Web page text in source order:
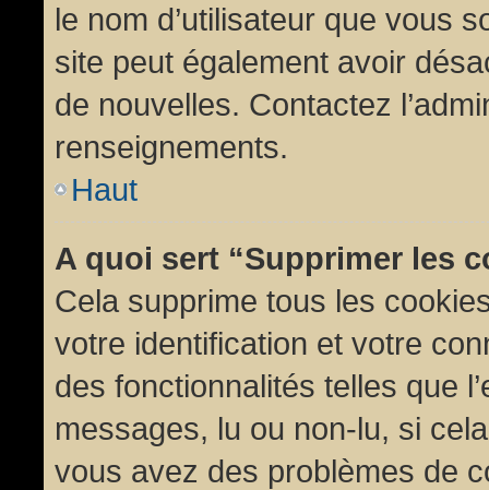
le nom d’utilisateur que vous
site peut également avoir
de nouvelles. Contactez
renseignements.
Haut
A quoi sert “Supprimer les
Cela supprime tous les
votre identification et votre
des fonctionnalités telles que
messages, lu ou non-lu, si
vous avez des problèmes de